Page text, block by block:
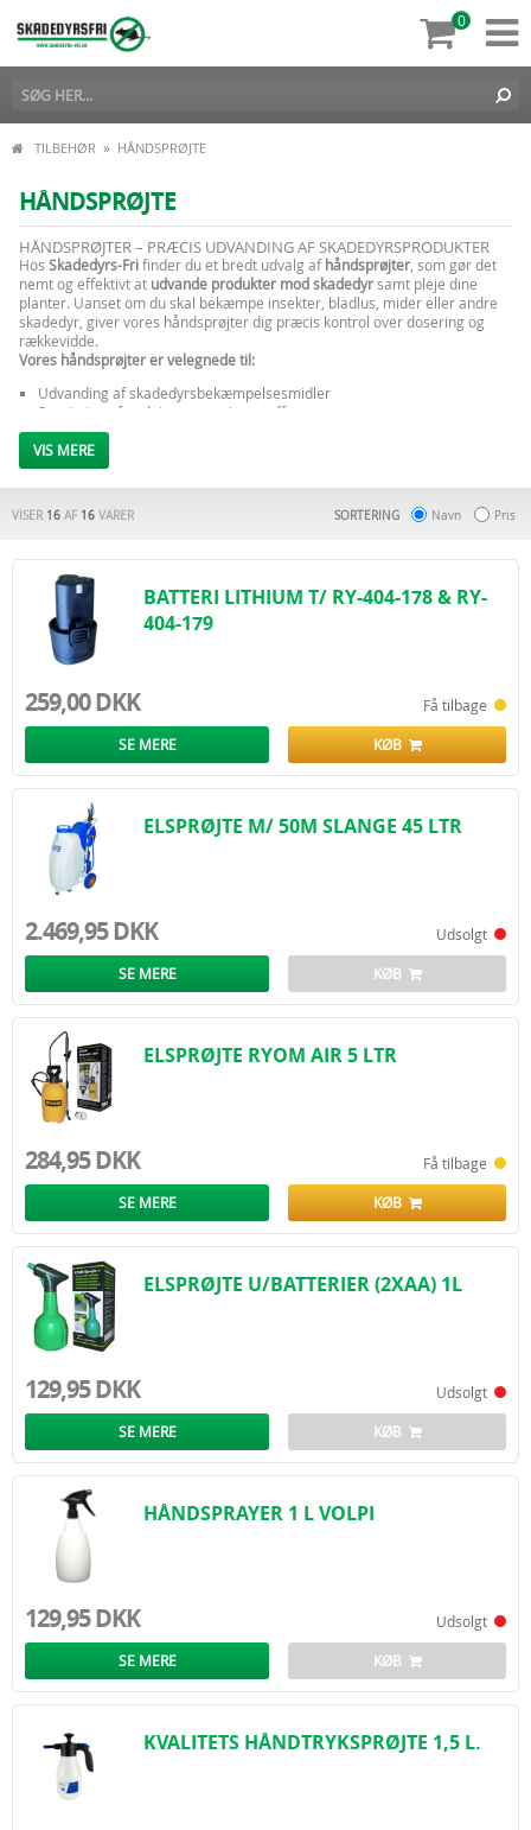
0
TILBEHØR » HÅNDSPRØJTE
HÅNDSPRØJTE
HÅNDSPRØJTER – PRÆCIS UDVANDING AF SKADEDYRSPRODUKTER
Hos Skadedyrs-Frifinder du et bredt udvalg afhåndsprøjter , som gør det
nemt og effektivt at udvande produkter mod skadedyrsamt pleje dine
planter. Uanset om du skal bekæmpe insekter, bladlus, mider eller andre
skadedyr, giver vores håndsprøjter dig præcis kontrol over dosering og
rækkevidde.
Vores håndsprøjter er velegnede til:
Udvanding af skadedyrsbekæmpelsesmidler
Sprøjtning af gødning og næringsstoffer
Både små indendørs planter og større udendørs områder
Alle vores håndsprøjter er
vækst i haven eller drivhuset.
Effektiv og præcis udvanding af skadedyrsprodukter
Velegnet til både små og store områder
Sikker og nem anvendelse
Ideel til private hjem, haver, drivhuse og altaner
Gør skadedyrsbekæmpelse og plantepleje nemmere –
VIS MERE
SORTERING Navn Pris
VISER 16 AF 16 VARER
BATTERI LITHIUM T/ RY-404-178 & RY-
404-179
259,00 DKK Få tilbage
SE MERE KØB
ELSPRØJTE M/ 50M SLANGE 45 LTR
2.469,95 DKK Udsolgt
SE MERE KØB
ELSPRØJTE RYOM AIR 5 LTR
284,95 DKK Få tilbage
SE MERE KØB
ELSPRØJTE U/BATTERIER (2XAA) 1L
129,95 DKK Udsolgt
SE MERE KØB
HÅNDSPRAYER 1 L VOLPI
129,95 DKK Udsolgt
SE MERE KØB
KVALITETS HÅNDTRYKSPRØJTE 1,5 L.